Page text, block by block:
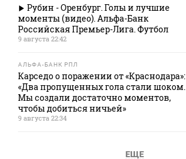
Рубин - Оренбург. Голы и лучшие
моменты (видео). Альфа-Банк
Российская Премьер-Лига. Футбол
9 августа 22:42
АЛЬФА-БАНК РПЛ
Карседо о поражении от «Краснодара»:
«Два пропущенных гола стали шоком.
Мы создали достаточно моментов,
чтобы добиться ничьей»
9 августа 22:34
ЕЩЕ